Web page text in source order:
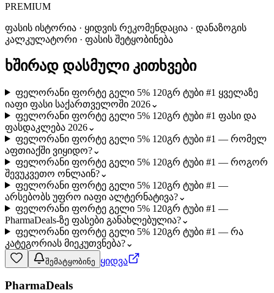
PREMIUM
ფასის ისტორია · ყიდვის რეკომენდაცია · დანაზოგის
კალკულატორი · ფასის შეტყობინება
ხშირად დასმული კითხვები
ფელორანი ფორტე გელი 5% 120გრ ტუბი #1 ყველაზე
იაფი ფასი საქართველოში 2026⌄
ფელორანი ფორტე გელი 5% 120გრ ტუბი #1 ფასი და
ფასდაკლება 2026⌄
ფელორანი ფორტე გელი 5% 120გრ ტუბი #1 — რომელ
აფთიაქში ვიყიდო?⌄
ფელორანი ფორტე გელი 5% 120გრ ტუბი #1 — როგორ
შევუკვეთო ონლაინ?⌄
ფელორანი ფორტე გელი 5% 120გრ ტუბი #1 —
არსებობს უფრო იაფი ალტერნატივა?⌄
ფელორანი ფორტე გელი 5% 120გრ ტუბი #1 —
PharmaDeals-ზე ფასები განახლებულია?⌄
ფელორანი ფორტე გელი 5% 120გრ ტუბი #1 — რა
კატეგორიას მიეკუთვნება?⌄
შემატყობინე ყიდვა
PharmaDeals